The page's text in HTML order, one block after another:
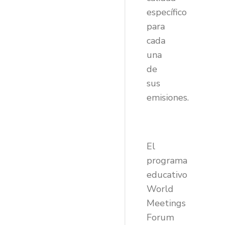
específico
para
cada
una
de
sus
emisiones.
El
programa
educativo
World
Meetings
Forum